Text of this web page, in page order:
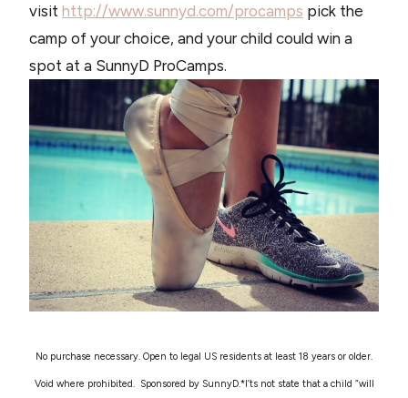
visit http://www.sunnyd.com/procamps pick the
camp of your choice, and your child could win a
spot at a SunnyD ProCamps.
No purchase necessary. Open to legal US residents at least 18 years or older.
Void where prohibited. Sponsored by SunnyD.*I’ts not state that a child “will